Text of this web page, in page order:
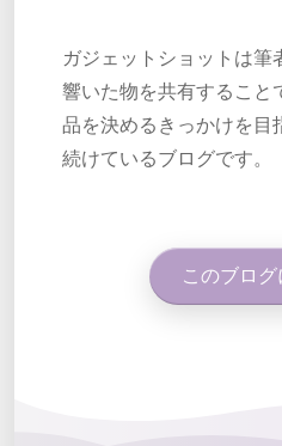
ガジェットショットは筆
響いた物を共有すること
品を決めるきっかけを目
続けているブログです。
このブログ